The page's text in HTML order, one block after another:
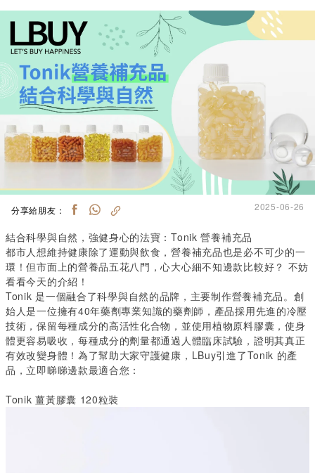
分享給朋友： 2025-06-26
結合科學與自然，強健身心的法寶：Tonik營養補充品
都市人想維持健康除了運動與飲食，營養補充品也是必不可少的一
環！但市面上的營養品五花八門，心大心細不知邊款比較好？ 不妨
看看今天的介紹！
Tonik是一個融合了科學與自然的品牌，主要制作營養補充品。創
始人是一位擁有40年藥劑專業知識的藥劑師，產品採用先進的冷壓
技術，保留每種成分的高活性化合物，並使用植物原料膠囊，使身
體更容易吸收，每種成分的劑量都通過人體臨床試驗，證明其真正
有效改變身體！為了幫助大家守護健康， LBuy引進了Tonik 的產
品，立即睇睇邊款最適合您：
Tonik 薑黃膠囊 120粒裝